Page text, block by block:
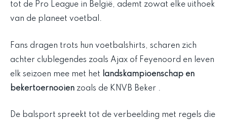
tot de Pro League in België, ademt zowat elke uithoek
van de planeet voetbal.
Fans dragen trots hun voetbalshirts, scharen zich
achter clublegendes zoals Ajax of Feyenoord en leven
elk seizoen mee met het
landskampioenschap en
bekertoernooien zoals de KNVB Beker .
De balsport spreekt tot de verbeelding met regels die